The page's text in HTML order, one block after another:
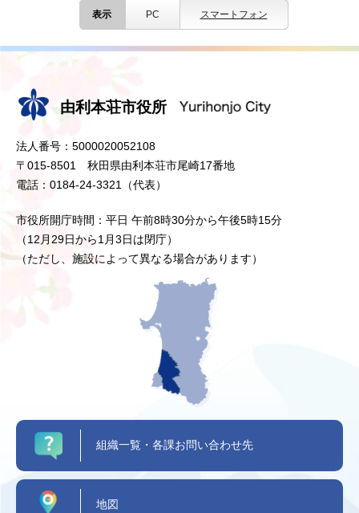
表示 PC スマートフォン
由利本荘市役所
法人番号：5000020052108
〒015-8501 秋田県由利本荘市尾崎17番地
電話：0184-24-3321（代表）
市役所開庁時間：平日 午前8時30分から午後5時15分
（12月29日から1月3日は閉庁）
（ただし、施設によって異なる場合があります）
組織一覧・各課お問い合わせ先
地図